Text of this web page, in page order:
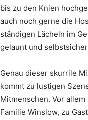
bis zu den Knien
auch noch gerne die
ständigen Lächeln im
gelaunt und
Genau dieser skurrile
kommt zu lustigen
Mitmenschen. Vor
Familie Winslow, zu